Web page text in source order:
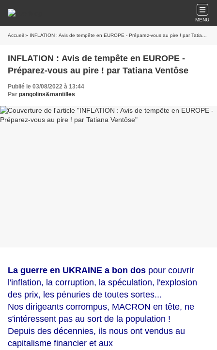
MENU
Accueil » INFLATION : Avis de tempête en EUROPE - Préparez-vous au pire ! par Tatiana Ventôse
INFLATION : Avis de tempête en EUROPE -
Préparez-vous au pire ! par Tatiana Ventôse
Publié le 03/08/2022 à 13:44
Par pangolins&mantilles
La guerre en UKRAINE a bon dos pour couvrir
l'inflation, la corruption, la spéculation, l'explosion
des prix, les pénuries de toutes sortes...
Nos dirigeants corrompus, MACRON en tête, ne
s'intéressent pas au sort de la population !
Depuis des décennies, ils nous ont vendus au
capitalisme financier et aux